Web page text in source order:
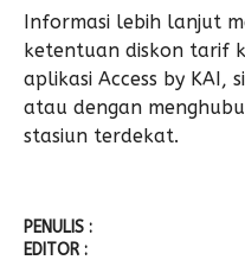
Informasi lebih lanjut
ketentuan diskon tarif
aplikasi Access by KAI,
atau dengan
stasiun terdekat.
PENULIS :
EDITOR :